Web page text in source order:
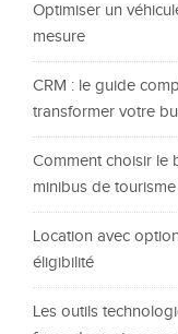
Optimiser un
mesure
CRM : le guide
transformer votre
Comment choisir le
minibus de tourisme
Location avec
éligibilité
Les outils